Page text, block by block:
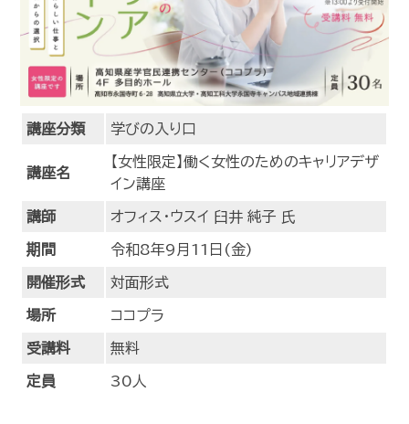
講座分類 学びの入り口
講座名
【女性限定】働く女性のためのキャリアデザ
イン講座
講師 オフィス・ウスイ 臼井 純子 氏
期間 令和8年9月11日(金)
開催形式 対面形式
場所 ココプラ
受講料 無料
定員 30人